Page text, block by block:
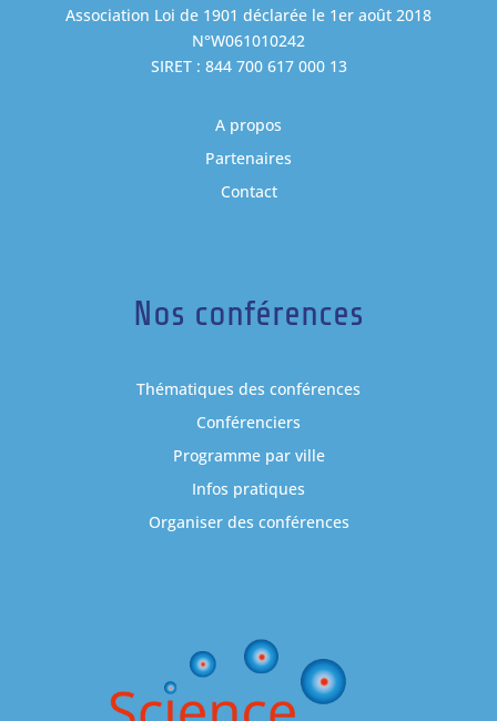
Association Loi de 1901 déclarée le 1er août 2018
N°W061010242
SIRET : 844 700 617 000 13
A propos
Partenaires
Contact
Nos conférences
Thématiques des conférences
Conférenciers
Programme par ville
Infos pratiques
Organiser des conférences